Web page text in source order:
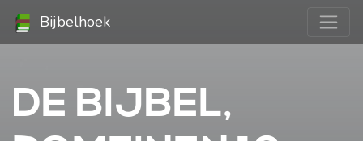
Bijbelhoek
DE BIJBEL,